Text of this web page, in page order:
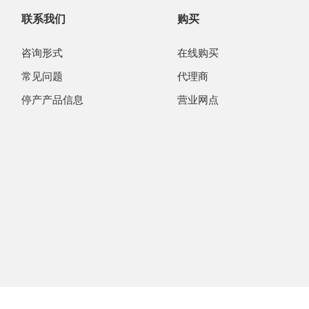
联系我们
咨询形式
常见问题
停产产品信息
购买
在线购买
代理商
营业网点